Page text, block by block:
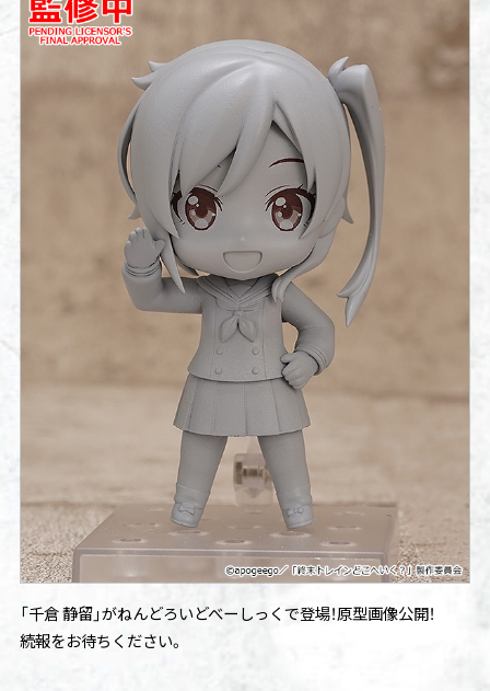
HERE
「千倉 静留」がねんどろいどべーしっくで登場！原型画像公開！
続報をお待ちください。